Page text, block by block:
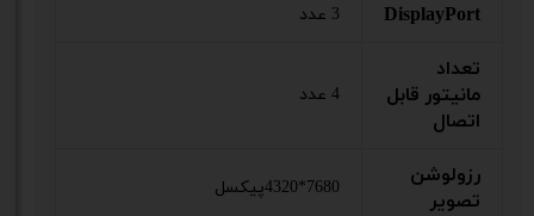
DisplayPort 3 عدد
تعداد
مانیتور قابل
اتصال
4 عدد
رزولوشن
تصویر
7680*4320پیکسل